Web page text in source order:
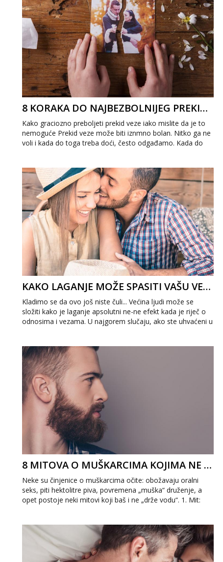
8 KORAKA DO NAJBEZBOLNIJEG PREKIDA
Kako graciozno preboljeti prekid veze iako mislite da je to
nemoguće Prekid veze može biti iznmno bolan. Nitko ga ne
voli i kada do toga treba doći, često odgađamo. Kada do
KAKO LAGANJE MOŽE SPASITI VAŠU VEZU?
Kladimo se da ovo još niste čuli... Većina ljudi može se
složiti kako je laganje apsolutni ne-ne efekt kada je riječ o
odnosima i vezama. U najgorem slučaju, ako ste uhvaćeni u
8 MITOVA O MUŠKARCIMA KOJIMA NE TREBATE VJEROVATI
Neke su činjenice o muškarcima očite: obožavaju oralni
seks, piti hektolitre piva, povremena „muška“ druženje, a
opet postoje neki mitovi koji baš i ne „drže vodu“. 1. Mit: